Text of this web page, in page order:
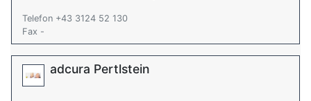
Telefon +43 3124 52 130
Fax -
adcura Pertlstein